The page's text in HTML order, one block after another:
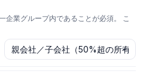
企業グループ内であることが必須。 こ